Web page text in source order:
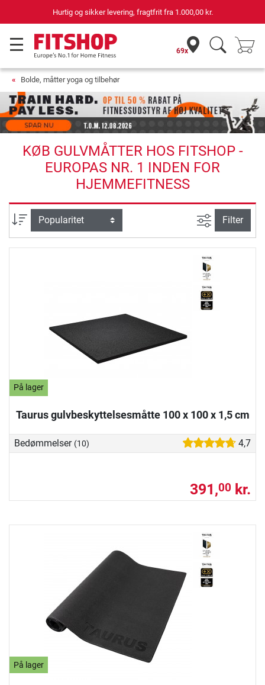
fragtfrit fra1.000,00 kr. 69 butikker med
69x
Bolde, måtter yoga og tilbehør
KØB GULVMÅTTER HOS FITSHOP -
EUROPAS NR. 1 INDEN FOR
HJEMMEFITNESS
sortering Avanceret
Filter
På lager
Taurus gulvbeskyttelsesmåtte 100 x 100 x 1,5 cm
Bedømmelser (10) 4,7
391,00 kr.
På lager